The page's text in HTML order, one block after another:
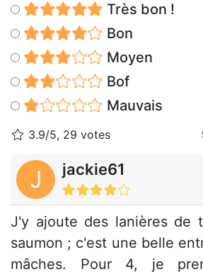
Très bon !
Bon
Moyen
Bof
Mauvais
3.9/5, 29 votes
J jackie61
J'y ajoute des lanières de
saumon ; c'est une belle
mâches. Pour 4, je